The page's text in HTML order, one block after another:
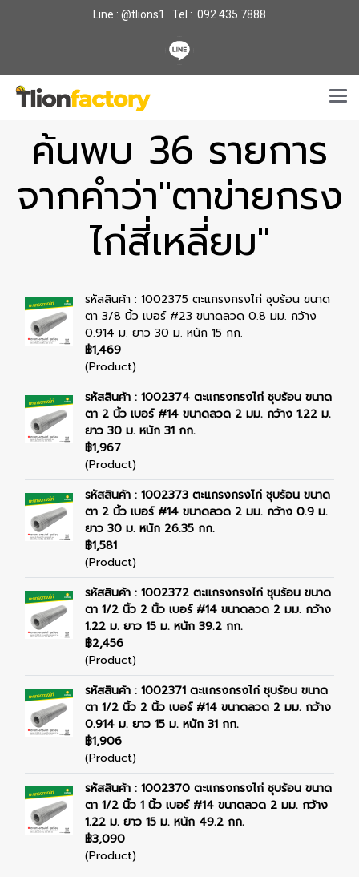
Line : @tlions1 Tel : 092 435 7888
ค้นพบ 36 รายการ
จากคำว่า"ตาข่ายกรง
ไก่สี่เหลี่ยม"
รหัสสินค้า : 1002375 ตะแกรงกรงไก่ ชุบร้อน ขนาด
ตา 3/8 นิ้ว เบอร์ #23 ขนาดลวด 0.8 มม. กว้าง
0.914 ม. ยาว 30 ม. หนัก 15 กก.
฿1,469
(Product)
รหัสสินค้า : 1002374 ตะแกรงกรงไก่ ชุบร้อน ขนาด
ตา 2 นิ้ว เบอร์ #14 ขนาดลวด 2 มม. กว้าง 1.22 ม.
ยาว 30 ม. หนัก 31 กก.
฿1,967
(Product)
รหัสสินค้า : 1002373 ตะแกรงกรงไก่ ชุบร้อน ขนาด
ตา 2 นิ้ว เบอร์ #14 ขนาดลวด 2 มม. กว้าง 0.9 ม.
ยาว 30 ม. หนัก 26.35 กก.
฿1,581
(Product)
รหัสสินค้า : 1002372 ตะแกรงกรงไก่ ชุบร้อน ขนาด
ตา 1/2 นิ้ว 2 นิ้ว เบอร์ #14 ขนาดลวด 2 มม. กว้าง
1.22 ม. ยาว 15 ม. หนัก 39.2 กก.
฿2,456
(Product)
รหัสสินค้า : 1002371 ตะแกรงกรงไก่ ชุบร้อน ขนาด
ตา 1/2 นิ้ว 2 นิ้ว เบอร์ #14 ขนาดลวด 2 มม. กว้าง
0.914 ม. ยาว 15 ม. หนัก 31 กก.
฿1,906
(Product)
รหัสสินค้า : 1002370 ตะแกรงกรงไก่ ชุบร้อน ขนาด
ตา 1/2 นิ้ว 1 นิ้ว เบอร์ #14 ขนาดลวด 2 มม. กว้าง
1.22 ม. ยาว 15 ม. หนัก 49.2 กก.
฿3,090
(Product)